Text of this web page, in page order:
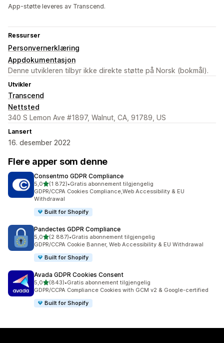
App-støtte leveres av Transcend.
Ressurser
Personvernerklæring
Appdokumentasjon
Denne utvikleren tilbyr ikke direkte støtte på Norsk (bokmål).
Utvikler
Transcend
Nettsted
340 S Lemon Ave #1897, Walnut, CA, 91789, US
Lansert
16. desember 2022
Flere apper som denne
Consentmo GDPR Compliance
5,0av 5 stjerner
(1 872)
Totalt 1872 omtaler
•Gratis abonnement tilgjengelig
GDPR/CCPA Cookies Compliance,Web Accessibility & EU
Withdrawal
Built for Shopify
Pandectes GDPR Compliance
5,0av 5 stjerner
(2 887)
Totalt 2887 omtaler
•Gratis abonnement tilgjengelig
GDPR/CCPA Cookie Banner, Web Accessibility & EU Withdrawal
Built for Shopify
Avada GDPR Cookies Consent
5,0av 5 stjerner
(843)
Totalt 843 omtaler
•Gratis abonnement tilgjengelig
GDPR/CCPA Compliance Cookies with GCM v2 & Google-certified
Built for Shopify